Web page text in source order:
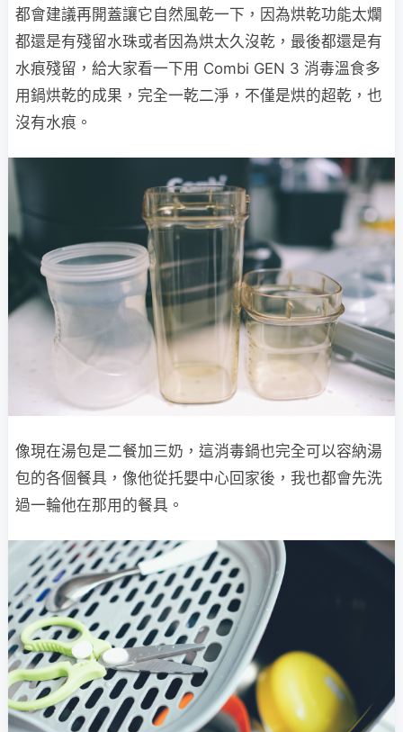
都會建議再開蓋讓它自然風乾一下，因為烘乾功能太爛
都還是有殘留水珠或者因為烘太久沒乾，最後都還是有
水痕殘留，給大家看一下用 Combi GEN 3 消毒溫食多
用鍋烘乾的成果，完全一乾二淨，不僅是烘的超乾，也
沒有水痕。
像現在湯包是二餐加三奶，這消毒鍋也完全可以容納湯
包的各個餐具，像他從托嬰中心回家後，我也都會先洗
過一輪他在那用的餐具。